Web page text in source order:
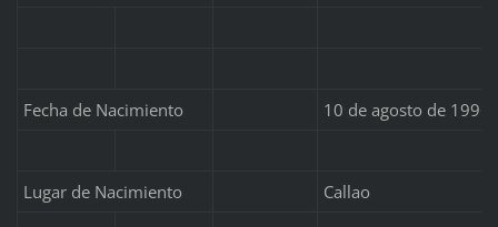
Fecha de Nacimiento 10 de agosto de 1996
Lugar de Nacimiento Callao